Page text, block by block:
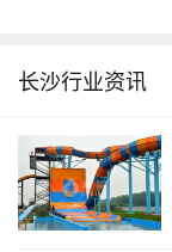
长沙行业资讯